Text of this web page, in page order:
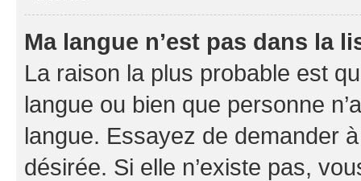
Ma langue n’est pas dans la
La raison la plus probable est
langue ou bien que personne
langue. Essayez de demander
désirée. Si elle n’existe pas,